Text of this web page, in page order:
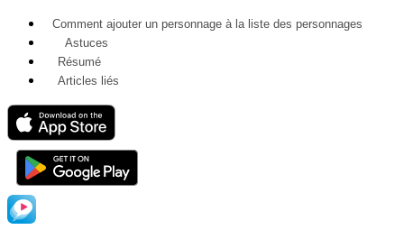
Comment ajouter un personnage à la liste des personnages
Astuces
Résumé
Articles liés